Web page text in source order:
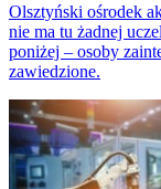
Olsztyński ośrodek
nie ma tu żadnej
poniżej – osoby
zawiedzione.